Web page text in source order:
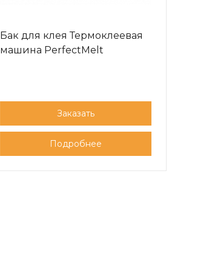
Бак для клея Термоклеевая
машина PerfectMelt
Заказать
Подробнее